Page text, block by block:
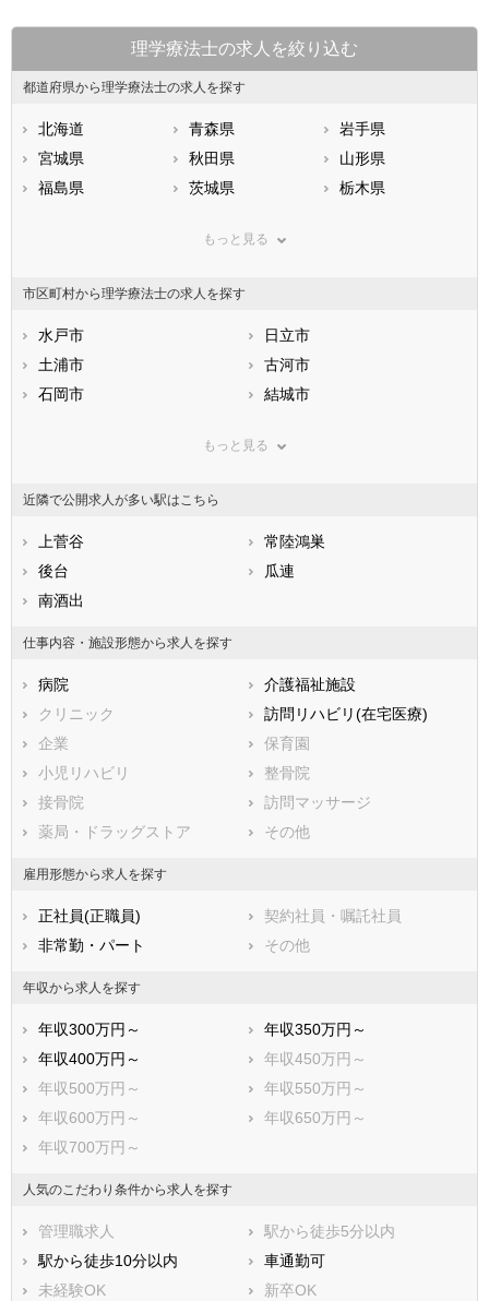
理学療法士の求人を絞り込む
都道府県から理学療法士の求人を探す
北海道 青森県
岩手県
宮城県
秋田県
山形県
福島県
茨城県
栃木県
神奈川県
石川県
福井県
静岡県
滋賀県
兵庫県
山口県
福岡県
佐賀県
熊本県
鹿児島県
もっと見る
市区町村から理学療法士の求人を探す
水戸市
日立市
土浦市
古河市
石岡市
結城市
常陸太田市
笠間市
牛久市
つくば市
ひたちなか市
鹿嶋市
潮来市
稲敷市
かすみがうら市
桜川市
神栖市
行方市
鉾田市
つくばみらい市
小美玉市
東茨城郡茨城町
東茨城郡大洗町
東茨城郡城里町
那珂郡東海村
久慈郡大子町
結城郡八千代町
猿島郡五霞町
猿島郡境町
北相馬郡利根町
もっと見る
近隣で公開求人が多い駅はこちら
上菅谷
常陸鴻巣
後台
瓜連
南酒出
仕事内容・施設形態から求人を探す
病院
介護福祉施設
クリニック
訪問リハビリ(在宅医療)
企業
保育園
小児リハビリ
整骨院
接骨院
訪問マッサージ
薬局・ドラッグストア
その他
雇用形態から求人を探す
正社員(正職員)
契約社員・嘱託社員
非常勤・パート
その他
年収から求人を探す
年収300万円～
年収350万円～
年収400万円～
年収450万円～
年収500万円～
年収550万円～
年収600万円～
年収650万円～
年収700万円～
人気のこだわり条件から求人を探す
管理職求人
駅から徒歩5分以内
駅から徒歩10分以内
車通勤可
未経験OK
新卒OK